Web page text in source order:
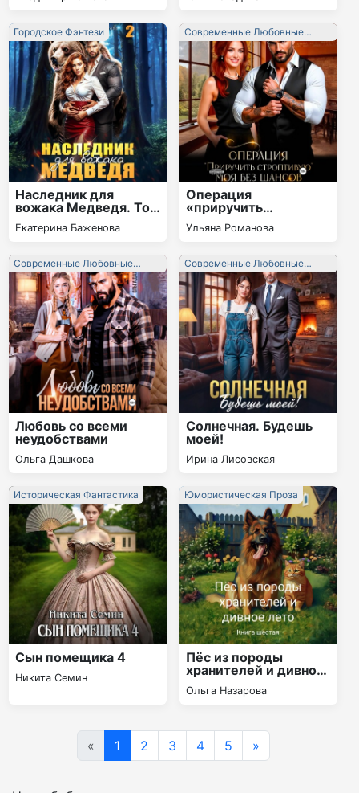
Наследник для
вожака Медведя. Том
2
Екатерина Баженова
Городское Фэнтези
Операция
«приручить
строптивую». Моя
без шансов
Ульяна Романова
Современные Любовные
Романы
Любовь со всеми
неудобствами
Ольга Дашкова
Современные Любовные
Романы
Солнечная. Будешь
моей!
Ирина Лисовская
Современные Любовные
Романы
Сын помещика 4
Никита Семин
Историческая Фантастика
Пёс из породы
хранителей и дивное
лето
Ольга Назарова
Юмористическая Проза
« 1 2 3 4 5 »